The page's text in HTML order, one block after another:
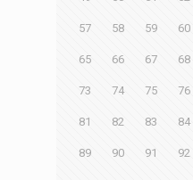
57 58 59 60
65 66 67 68
73 74 75 76
81 82 83 84
89 90 91 92